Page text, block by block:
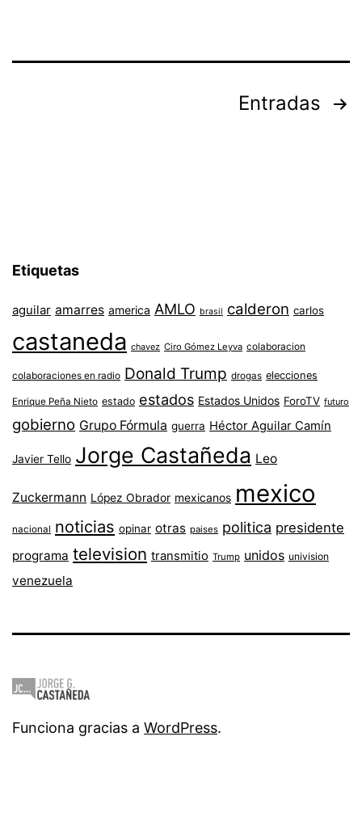
Entradas
Etiquetas
aguilar amarres america AMLO brasil calderon carlos
castaneda chavez Ciro Gómez Leyva colaboracion
colaboraciones en radio Donald Trump drogas elecciones
Enrique Peña Nieto estado estados Estados Unidos ForoTV futuro
gobierno Grupo Fórmula guerra Héctor Aguilar Camín
Javier Tello Jorge Castañeda Leo
Zuckermann López Obrador mexicanos mexico
nacional noticias opinar otras paises politica presidente
programa television transmitio Trump unidos univision
venezuela
Funciona gracias a WordPress.